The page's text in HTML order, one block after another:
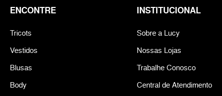
ENCONTRE
Tricots
Vestidos
Blusas
Body
INSTITUCIONAL
Sobre a Lucy
Nossas Lojas
Trabalhe Conosco
Central de Atendimento